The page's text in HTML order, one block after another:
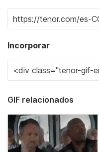
Incorporar
GIF relacionados